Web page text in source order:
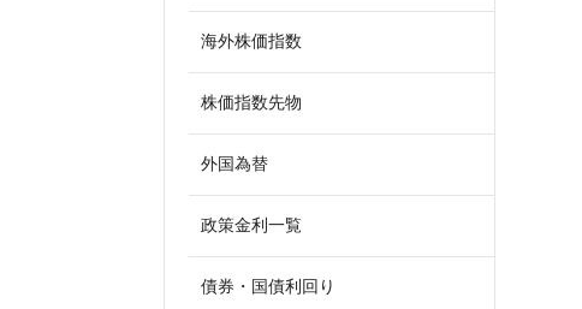
海外株価指数
株価指数先物
外国為替
政策金利一覧
債券・国債利回り